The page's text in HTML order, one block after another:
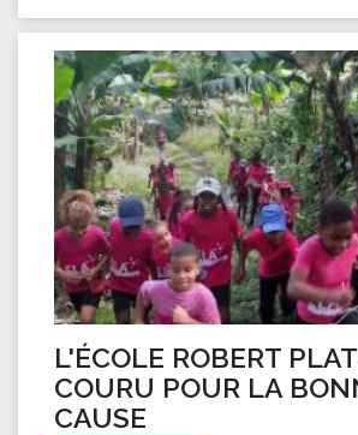
L'ÉCOLE ROBERT
COURU POUR LA
CAUSE